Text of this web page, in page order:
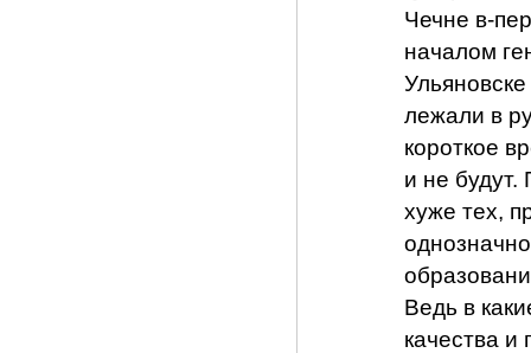
Чечне в-
началом
лежали в
короткое
и не будут.
хуже тех,
Ведь в
качества